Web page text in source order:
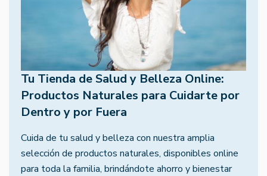
Tu Tienda de Salud y Belleza Online:
Productos Naturales para Cuidarte por
Dentro y por Fuera
Cuida de tu salud y belleza con nuestra amplia
selección de productos naturales, disponibles online
para toda la familia, brindándote ahorro y bienestar